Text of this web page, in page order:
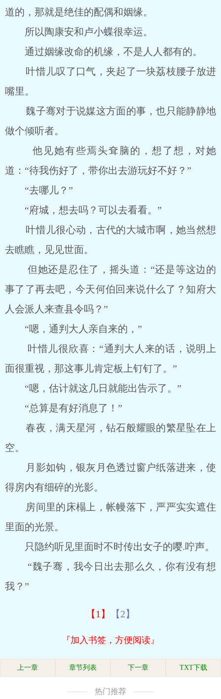
道的，那就是绝佳的配偶和姻缘。
所以陶康安和卢小蝶很幸运。
通过姻缘改命的机缘，不是人人都有的。
叶惜儿叹了口气，夹起了一块荔枝腰子放进
嘴里。
魏子骞对于说媒这方面的事，也只能静静地
做个倾听者。
他见她有些焉头耷脑的，想了想，对她
道：“待我伤好了，带你出去游玩好不好？”
“去哪儿？”
“府城，想去吗？可以去看看。”
叶惜儿很心动，古代的大城市啊，她当然想
去瞧瞧，见见世面。
但她还是忍住了，摇头道：“还是等这边的
事了了再去吧，今天何伯回来说什么了？知府大
人会派人来查县令吗？”
“嗯，通判大人亲自来的，”
叶惜儿很欣喜：“通判大人来的话，说明上
面很重视，那这事儿肯定板上钉钉了。”
“嗯，估计就这几日就能出告示了。”
“总算是有好消息了！”
春夜，满天星河，钻石般耀眼的繁星坠在上
空。
月影如钩，银灰月色透过窗户纸落进来，使
得房内有细碎的光影。
房间里的床榻上，帐幔落下，严严实实遮住
里面的光景。
只隐约听见里面时不时传出女子的嘤.咛声。
“魏子骞，我今日出去那么久，你有没有想
我？”
【1】 【2】
『加入书签，方便阅读』
上一章 章节列表 下一章 TXT下载
热门推荐